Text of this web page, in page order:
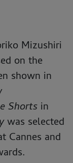
Mizushiri
on the
shown in
Shorts in
was selected
Cannes and